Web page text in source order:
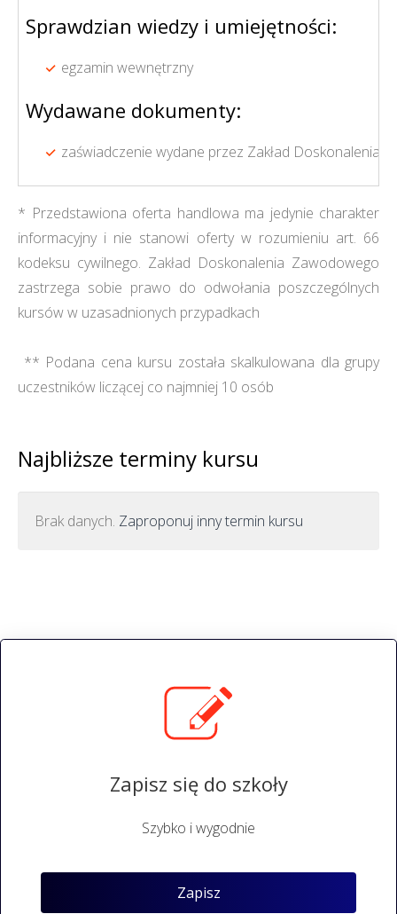
Sprawdzian wiedzy i umiejętności:
egzamin wewnętrzny
Wydawane dokumenty:
zaświadczenie wydane przez Zakład Doskonalenia
* Przedstawiona oferta handlowa ma jedynie charakter
informacyjny i nie stanowi oferty w rozumieniu art. 66
kodeksu cywilnego. Zakład Doskonalenia Zawodowego
zastrzega sobie prawo do odwołania poszczególnych
kursów w uzasadnionych przypadkach
** Podana cena kursu została skalkulowana dla grupy
uczestników liczącej co najmniej 10 osób
Najbliższe terminy kursu
Brak danych. Zaproponuj inny termin kursu
Zapisz się do szkoły
Szybko i wygodnie
Zapisz